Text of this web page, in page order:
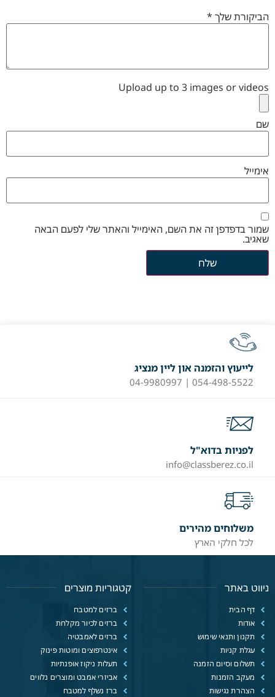
הביקורת שלך *
Upload up to 3 images or videos
שם
אימייל
שמור בדפדפן זה את השם, האימייל והאתר שלי לפעם הבאה
שאגיב.
לייעוץ והזמנה און ליין מנציג
054-498-5522 | 04-9980997
לפניות בדוא"ל
info@classberez.co.il
משלוחים מהירים
לכל חלקי הארץ
ניווט באתר
דף הבית
אודות
תקנון ותנאי שימוש
עגלת קניות
תשלום וסיום הזמנה
מעקב הזמנות
הצהרת נגישות
קטגוריות מוצרים
ברזים למטבח
ברזים לכיור מקלחת
ברזים לאמבטיה
אינטרפוצים ומוטות פינוק
תעלות ניקוז אופנתיות
אביזרי אמבט ומוצרים נלווים
ברז נשלף למטבח